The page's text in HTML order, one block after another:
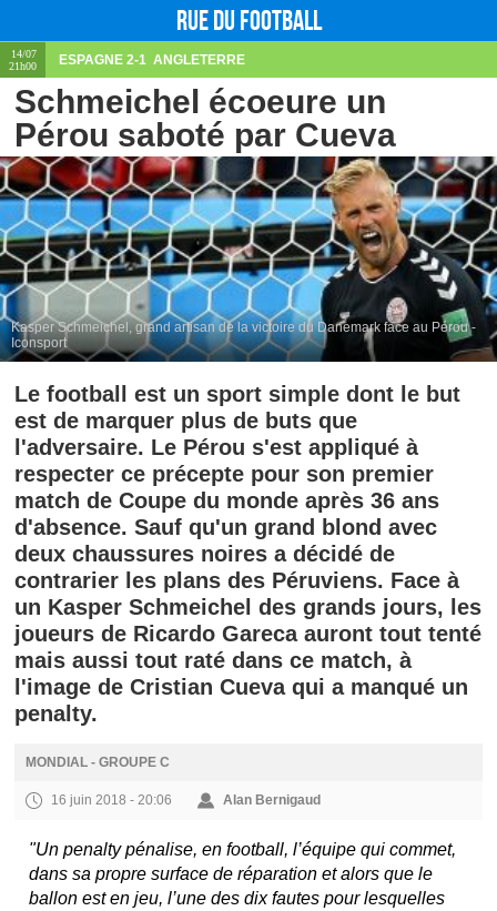
Rue du football
14/07
21h00
ESPAGNE 2-1 ANGLETERRE
Schmeichel écoeure un
Pérou saboté par Cueva
Kasper Schmeichel, grand artisan de la victoire du Danemark face au Pérou -
Iconsport
Le football est un sport simple dont le but
est de marquer plus de buts que
l'adversaire. Le Pérou s'est appliqué à
respecter ce précepte pour son premier
match de Coupe du monde après 36 ans
d'absence. Sauf qu'un grand blond avec
deux chaussures noires a décidé de
contrarier les plans des Péruviens. Face à
un Kasper Schmeichel des grands jours, les
joueurs de Ricardo Gareca auront tout tenté
mais aussi tout raté dans ce match, à
l'image de Cristian Cueva qui a manqué un
penalty.
MONDIAL - GROUPE C
16 juin 2018 - 20:06 Alan Bernigaud
"Un penalty pénalise, en football, l’équipe qui commet,
dans sa propre surface de réparation et alors que le
ballon est en jeu, l’une des dix fautes pour lesquelles